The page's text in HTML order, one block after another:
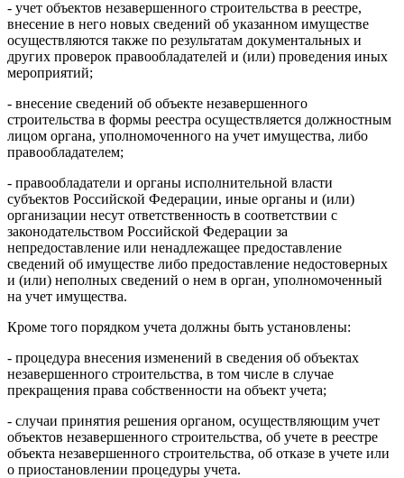
- учет объектов незавершенного строительства в реестре,
внесение в него новых сведений об указанном имуществе
осуществляются также по результатам документальных и
других проверок правообладателей и (или) проведения иных
мероприятий;
- внесение сведений об объекте незавершенного
строительства в формы реестра осуществляется должностным
лицом органа, уполномоченного на учет имущества, либо
правообладателем;
- правообладатели и органы исполнительной власти
субъектов Российской Федерации, иные органы и (или)
организации несут ответственность в соответствии с
законодательством Российской Федерации за
непредоставление или ненадлежащее предоставление
сведений об имуществе либо предоставление недостоверных
и (или) неполных сведений о нем в орган, уполномоченный
на учет имущества.
Кроме того порядком учета должны быть установлены:
- процедура внесения изменений в сведения об объектах
незавершенного строительства, в том числе в случае
прекращения права собственности на объект учета;
- случаи принятия решения органом, осуществляющим учет
объектов незавершенного строительства, об учете в реестре
объекта незавершенного строительства, об отказе в учете или
о приостановлении процедуры учета.